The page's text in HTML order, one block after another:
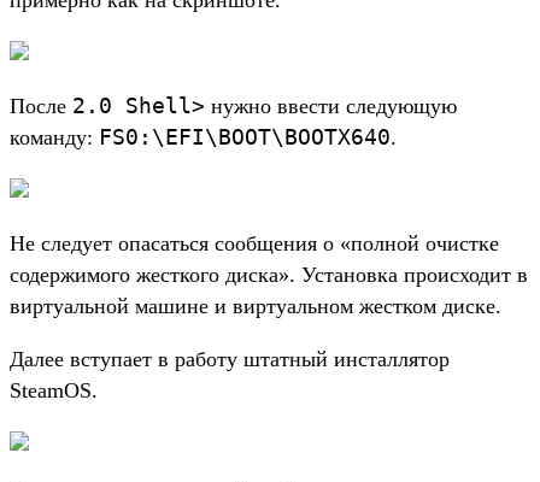
После 2.0 Shell> нужно ввести следующую
команду: FS0:\EFI\BOOT\BOOTX640.
Не следует опасаться сообщения о «полной очистке
содержимого жесткого диска». Установка происходит в
виртуальной машине и виртуальном жестком диске.
Далее вступает в работу штатный инсталлятор
SteamOS.